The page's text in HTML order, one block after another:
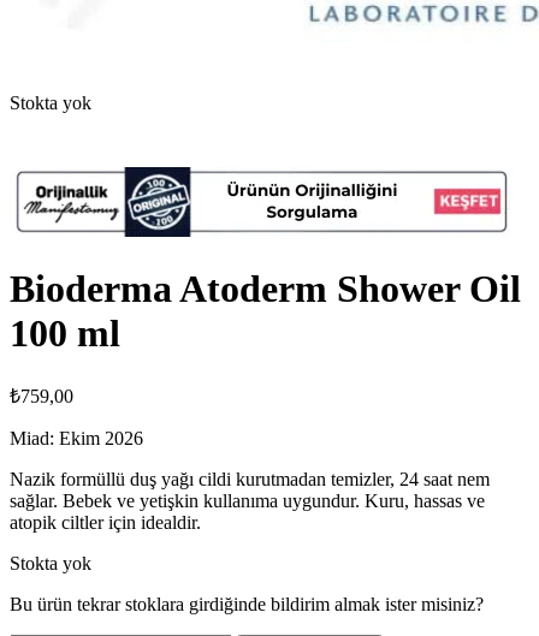
Stokta yok
Bioderma Atoderm Shower Oil
100 ml
₺759,00
Miad: Ekim 2026
Nazik formüllü duş yağı cildi kurutmadan temizler, 24 saat nem
sağlar. Bebek ve yetişkin kullanıma uygundur. Kuru, hassas ve
atopik ciltler için idealdir.
Stokta yok
Bu ürün tekrar stoklara girdiğinde bildirim almak ister misiniz?